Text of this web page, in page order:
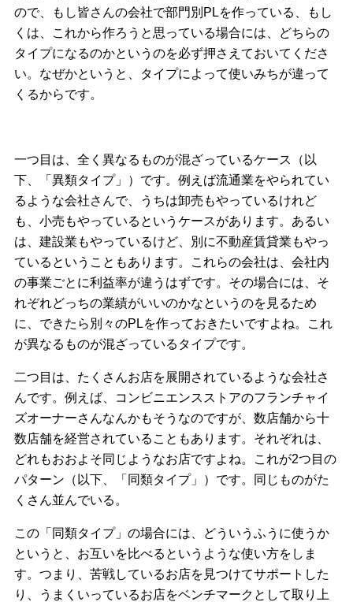
ので、もし皆さんの会社で部門別PLを作っている、もし
くは、これから作ろうと思っている場合には、どちらの
タイプになるのかというのを必ず押さえておいてくださ
い。なぜかというと、タイプによって使いみちが違って
くるからです。
一つ目は、全く異なるものが混ざっているケース（以
下、「異類タイプ」）です。例えば流通業をやられてい
るような会社さんで、うちは卸売もやっているけれど
も、小売もやっているというケースがあります。あるい
は、建設業もやっているけど、別に不動産賃貸業もやっ
ているということもあります。これらの会社は、会社内
の事業ごとに利益率が違うはずです。その場合には、そ
れぞれどっちの業績がいいのかなというのを見るため
に、できたら別々のPLを作っておきたいですよね。これ
が異なるものが混ざっているタイプです。
二つ目は、たくさんお店を展開されているような会社さ
んです。例えば、コンビニエンスストアのフランチャイ
ズオーナーさんなんかもそうなのですが、数店舗から十
数店舗を経営されていることもあります。それぞれは、
どれもおおよそ同じようなお店ですよね。これが2つ目の
パターン（以下、「同類タイプ」）です。同じものがた
くさん並んでいる。
この「同類タイプ」の場合には、どういうふうに使うか
というと、お互いを比べるというような使い方をしま
す。つまり、苦戦しているお店を見つけてサポートした
り、うまくいっているお店をベンチマークとして取り上